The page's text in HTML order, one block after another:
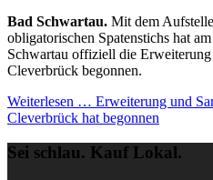
Bad Schwartau. Mit dem
obligatorischen Spatenstichs hat
Schwartau offiziell die
Cleverbrück begonnen.
Weiterlesen … Erweiterung und
Cleverbrück hat begonnen
Sei schlau. Kauf Lokal.